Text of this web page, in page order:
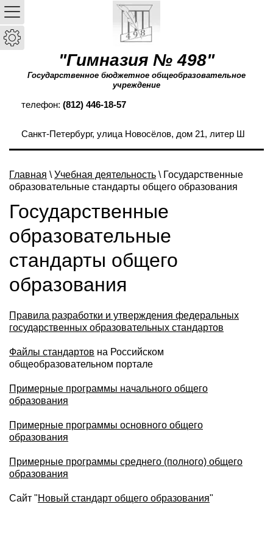
"Гимназия № 498"
Государственное бюджетное общеобразовательное
учреждение
телефон: (812) 446-18-57
Санкт-Петербург, улица Новосёлов, дом 21, литер Ш
Главная \ Учебная деятельность \ Государственные
образовательные стандарты общего образования
Государственные
образовательные
стандарты общего
образования
Правила разработки и утверждения федеральных
государственных образовательных стандартов
Файлы стандартов на Российском
общеобразовательном портале
Примерные программы начального общего
образования
Примерные программы основного общего
образования
Примерные программы среднего (полного) общего
образования
Сайт "Новый стандарт общего образования"